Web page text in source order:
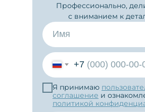
Профессионально,
с вниманием к
+7
Я принимаю
соглашение и
политикой